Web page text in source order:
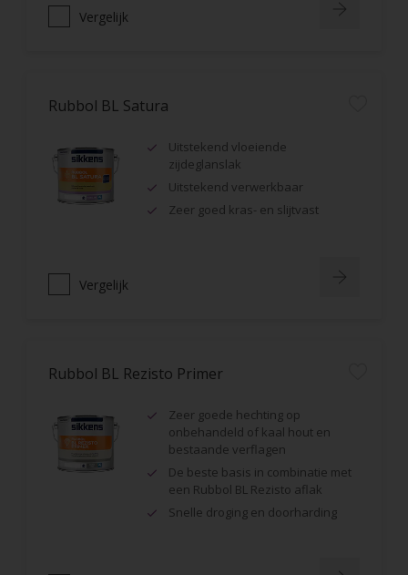
Vergelijk
Rubbol BL Satura
Uitstekend vloeiende
zijdeglanslak
Uitstekend verwerkbaar
Zeer goed kras- en slijtvast
Vergelijk
Rubbol BL Rezisto Primer
Zeer goede hechting op
onbehandeld of kaal hout en
bestaande verflagen
De beste basis in combinatie met
een Rubbol BL Rezisto aflak
Snelle droging en doorharding